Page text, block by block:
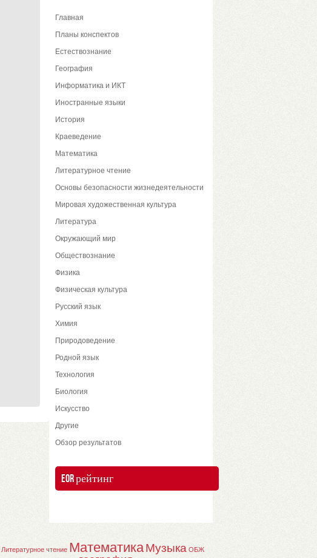
Главная
Планы конспектов
Естествознание
География
Информатика и ИКТ
Иностранные языки
История
Краеведение
Математика
Литературное чтение
Основы безопасности жизнедеятельности
Мировая художественная культура
Литература
Окружающий мир
Обществознание
Физика
Физическая культура
Русский язык
Химия
Природоведение
Родной язык
Технология
Биология
Искусство
Другие
Обзор результатов
EOR рейтинг
Литературное чтение МатематикаМузыка ОБЖ